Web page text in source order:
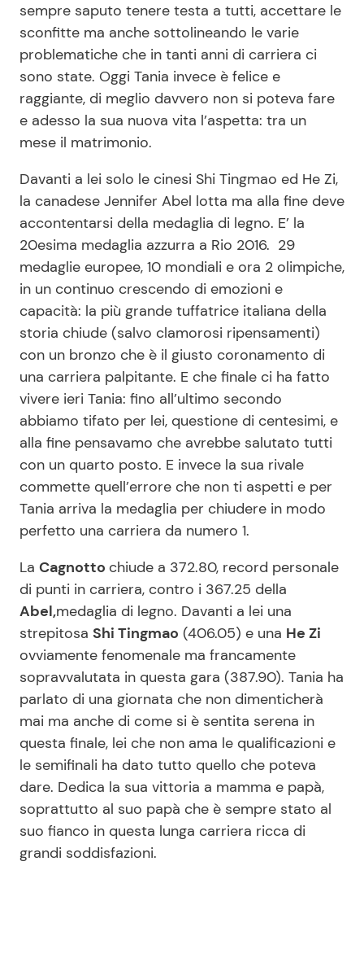
Info
Chi siamo
Disclaimer e Privacy
Redazione
Contattaci
Privacy Policy
sempre saputo tenere testa a tutti, accettare le
sconfitte ma anche sottolineando le varie
problematiche che in tanti anni di carriera ci
sono state. Oggi Tania invece è felice e
raggiante, di meglio davvero non si poteva fare
e adesso la sua nuova vita l’aspetta: tra un
mese il matrimonio.
Davanti a lei solo le cinesi Shi Tingmao ed He Zi,
la canadese Jennifer Abel lotta ma alla fine deve
accontentarsi della medaglia di legno. E’ la
20esima medaglia azzurra a Rio 2016. 29
medaglie europee, 10 mondiali e ora 2 olimpiche,
in un continuo crescendo di emozioni e
capacità: la più grande tuffatrice italiana della
storia chiude (salvo clamorosi ripensamenti)
con un bronzo che è il giusto coronamento di
una carriera palpitante. E che finale ci ha fatto
vivere ieri Tania: fino all’ultimo secondo
abbiamo tifato per lei, questione di centesimi, e
alla fine pensavamo che avrebbe salutato tutti
con un quarto posto. E invece la sua rivale
commette quell’errore che non ti aspetti e per
Tania arriva la medaglia per chiudere in modo
perfetto una carriera da numero 1.
La Cagnotto chiude a 372.80, record personale
di punti in carriera, contro i 367.25 della
Abel,medaglia di legno. Davanti a lei una
strepitosa Shi Tingmao (406.05) e una He Zi
ovviamente fenomenale ma francamente
sopravvalutata in questa gara (387.90). Tania ha
parlato di una giornata che non dimenticherà
mai ma anche di come si è sentita serena in
questa finale, lei che non ama le qualificazioni e
le semifinali ha dato tutto quello che poteva
dare. Dedica la sua vittoria a mamma e papà,
soprattutto al suo papà che è sempre stato al
suo fianco in questa lunga carriera ricca di
grandi soddisfazioni.